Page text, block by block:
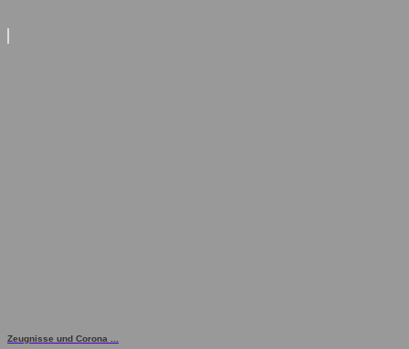
Zeugnisse und Corona ...